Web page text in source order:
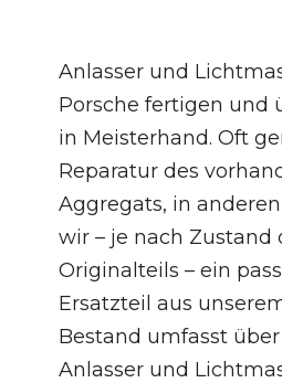
Anlasser und
Porsche fertigen und
in Meisterhand. Oft
Reparatur des
Aggregats, in
wir – je nach Zustand
Originalteils – ein
Ersatzteil aus
Bestand umfasst über
Anlasser und